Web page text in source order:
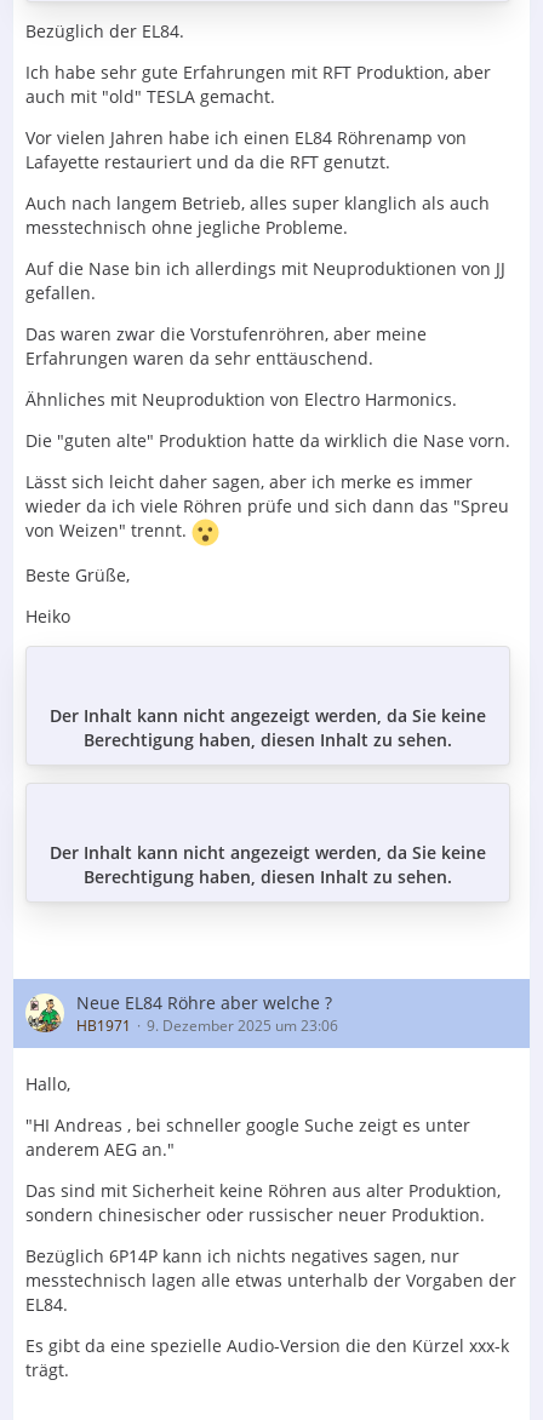
Bezüglich der EL84.
Ich habe sehr gute Erfahrungen mit RFT Produktion, aber
auch mit "old" TESLA gemacht.
Vor vielen Jahren habe ich einen EL84 Röhrenamp von
Lafayette restauriert und da die RFT genutzt.
Auch nach langem Betrieb, alles super klanglich als auch
messtechnisch ohne jegliche Probleme.
Auf die Nase bin ich allerdings mit Neuproduktionen von JJ
gefallen.
Das waren zwar die Vorstufenröhren, aber meine
Erfahrungen waren da sehr enttäuschend.
Ähnliches mit Neuproduktion von Electro Harmonics.
Die "guten alte" Produktion hatte da wirklich die Nase vorn.
Lässt sich leicht daher sagen, aber ich merke es immer
wieder da ich viele Röhren prüfe und sich dann das "Spreu
von Weizen" trennt.
Beste Grüße,
Heiko
Der Inhalt kann nicht angezeigt werden, da Sie keine
Berechtigung haben, diesen Inhalt zu sehen.
Der Inhalt kann nicht angezeigt werden, da Sie keine
Berechtigung haben, diesen Inhalt zu sehen.
Neue EL84 Röhre aber welche ?
HB1971 9. Dezember 2025 um 23:06
Hallo,
"HI Andreas , bei schneller google Suche zeigt es unter
anderem AEG an."
Das sind mit Sicherheit keine Röhren aus alter Produktion,
sondern chinesischer oder russischer neuer Produktion.
Bezüglich 6P14P kann ich nichts negatives sagen, nur
messtechnisch lagen alle etwas unterhalb der Vorgaben der
EL84.
Es gibt da eine spezielle Audio-Version die den Kürzel xxx-k
trägt.